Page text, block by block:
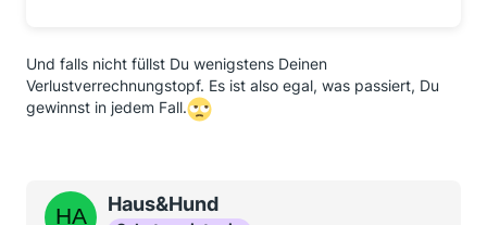
Und falls nicht füllst Du wenigstens Deinen
Verlustverrechnungstopf. Es ist also egal, was passiert, Du
gewinnst in jedem Fall.
Haus&Hund